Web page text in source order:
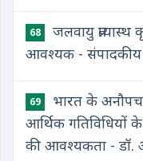
68
जलवायु
आवश्यक -
69
भारत के
आर्थिक गतिविधियों
की आवश्यकता - डॉ.